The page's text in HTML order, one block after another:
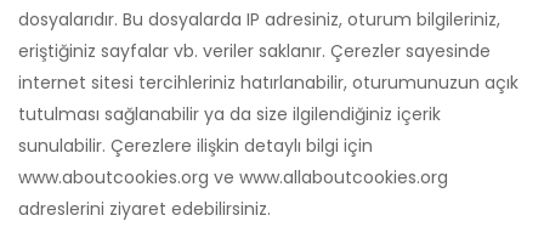
dosyalarıdır. Bu dosyalarda IP adresiniz, oturum bilgileriniz,
eriştiğiniz sayfalar vb. veriler saklanır. Çerezler sayesinde
internet sitesi tercihleriniz hatırlanabilir, oturumunuzun açık
tutulması sağlanabilir ya da size ilgilendiğiniz içerik
sunulabilir. Çerezlere ilişkin detaylı bilgi için
www.aboutcookies.org ve www.allaboutcookies.org
adreslerini ziyaret edebilirsiniz.